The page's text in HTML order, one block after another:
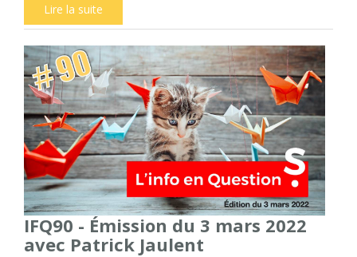
Lire la suite
IFQ90 - Émission du 3 mars 2022
avec Patrick Jaulent